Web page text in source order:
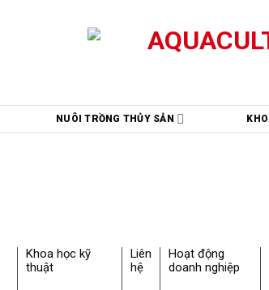
NUÔI TRỒNG THỦY SẢN
Khoa học kỹ
thuật
Liên
hệ
Hoạt động
doanh nghiệp